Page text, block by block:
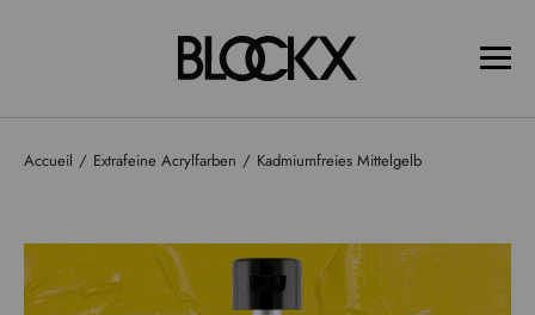
Accueil Extrafeine Acrylfarben Kadmiumfreies Mittelgelb